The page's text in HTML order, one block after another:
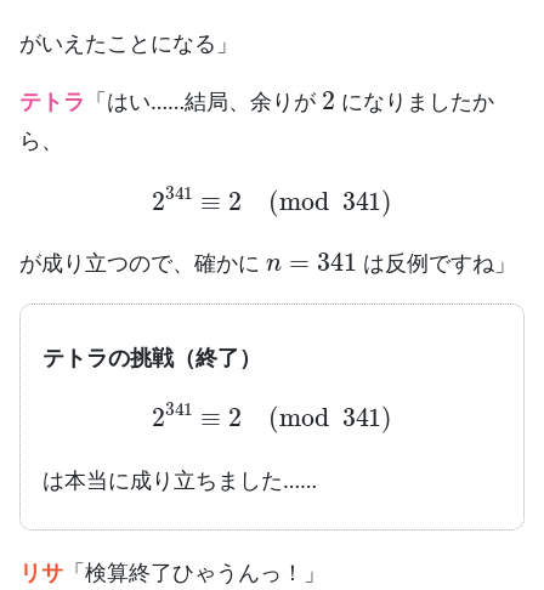
がいえたことになる」
テトラ 「はい……結局、余りが
2
になりましたか
ら、
2341 ≡ mod341)
が成り立つので、確かに
341
は反例ですね」
テトラの挑戦（終了）
2341 ≡ mod341)
は本当に成り立ちました……
リサ 「検算終了ひゃうんっ！」